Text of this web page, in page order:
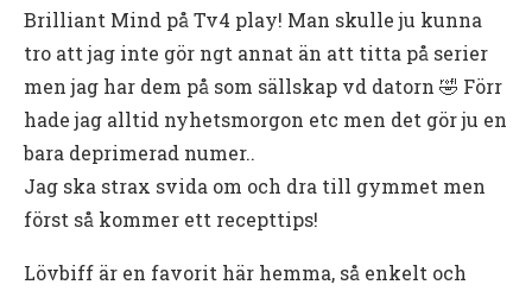
Brilliant Mind på Tv4 play! Man skulle ju kunna
tro att jag inte gör ngt annat än att titta på serier
men jag har dem på som sällskap vd datorn 🤣 Förr
hade jag alltid nyhetsmorgon etc men det gör ju en
bara deprimerad numer..
Jag ska strax svida om och dra till gymmet men
först så kommer ett recepttips!
Lövbiff är en favorit här hemma, så enkelt och